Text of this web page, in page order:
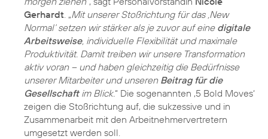
Gerhardt . „Mit unserer Stoßrichtung für das ‚New
Normal‘ setzen wir stärker als je zuvor auf eine digitale
Arbeitsweise, individuelle Flexibilität und maximale
Produktivität. Damit treiben wir unsere Transformation
aktiv voran – und haben gleichzeitig die Bedürfnisse
unserer Mitarbeiter und unseren Beitrag für die
Gesellschaftim Blick.“ Die sogenannten ‚5 Bold Moves‘
zeigen die Stoßrichtung auf, die sukzessive und in
Zusammenarbeit mit den Arbeitnehmervertretern
umgesetzt werden soll.